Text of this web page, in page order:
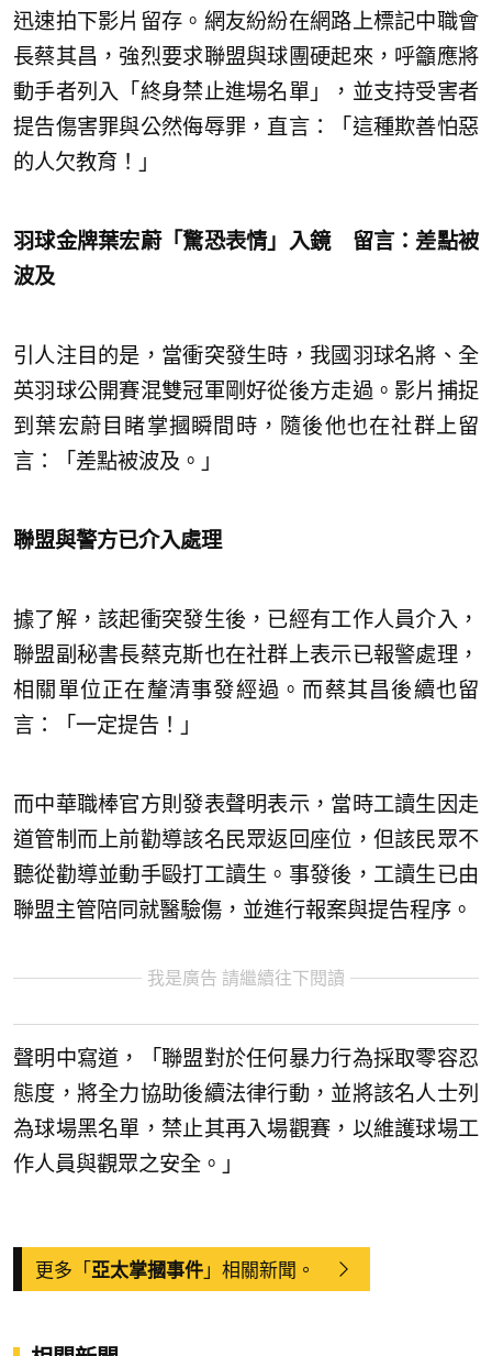
迅速拍下影片留存。網友紛紛在網路上標記中職會
長蔡其昌，強烈要求聯盟與球團硬起來，呼籲應將
動手者列入「終身禁止進場名單」，並支持受害者
提告傷害罪與公然侮辱罪，直言：「這種欺善怕惡
的人欠教育！」
羽球金牌葉宏蔚「驚恐表情」入鏡 留言：差點被
波及
引人注目的是，當衝突發生時，我國羽球名將、全
英羽球公開賽混雙冠軍剛好從後方走過。影片捕捉
到葉宏蔚目睹掌摑瞬間時，隨後他也在社群上留
言：「差點被波及。」
聯盟與警方已介入處理
據了解，該起衝突發生後，已經有工作人員介入，
聯盟副秘書長蔡克斯也在社群上表示已報警處理，
相關單位正在釐清事發經過。而蔡其昌後續也留
言：「一定提告！」
而中華職棒官方則發表聲明表示，當時工讀生因走
道管制而上前勸導該名民眾返回座位，但該民眾不
聽從勸導並動手毆打工讀生。事發後，工讀生已由
聯盟主管陪同就醫驗傷，並進行報案與提告程序。
我是廣告 請繼續往下閱讀
聲明中寫道，「聯盟對於任何暴力行為採取零容忍
態度，將全力協助後續法律行動，並將該名人士列
為球場黑名單，禁止其再入場觀賽，以維護球場工
作人員與觀眾之安全。」
更多「亞太掌摑事件」相關新聞。